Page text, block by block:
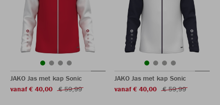
JAKO Jas met kap Sonic
vanaf € 40,00
€ 59,99
JAKO Jas met kap Sonic
vanaf € 40,00
€ 59,99